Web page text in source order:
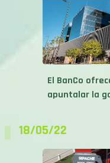
El BanCo
apuntalar la
18/05/22